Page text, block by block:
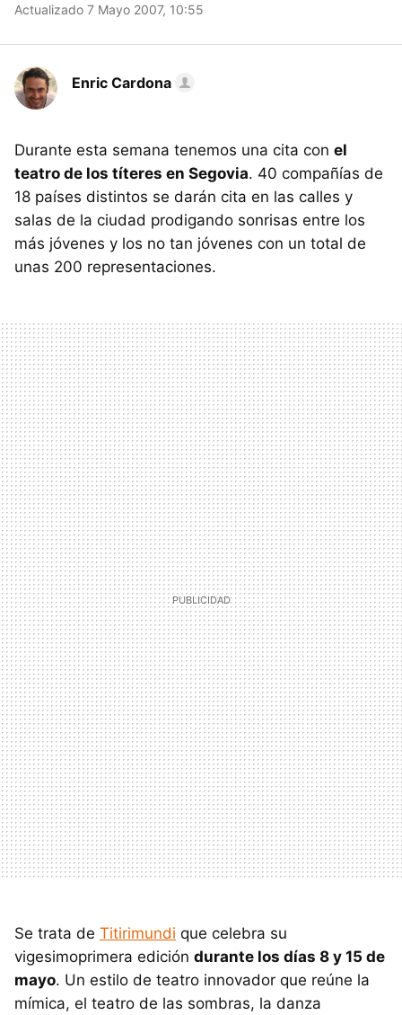
Actualizado 7 Mayo 2007, 10:55
Enric Cardona
Durante esta semana tenemos una cita con el
teatro de los títeres en Segovia. 40 compañías de
18 países distintos se darán cita en las calles y
salas de la ciudad prodigando sonrisas entre los
más jóvenes y los no tan jóvenes con un total de
unas 200 representaciones.
Se trata de Titirimundi que celebra su
vigesimoprimera edición durante los días 8 y 15 de
mayo. Un estilo de teatro innovador que reúne la
mímica, el teatro de las sombras, la danza